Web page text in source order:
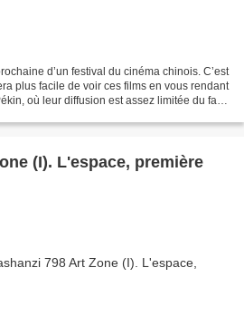
d’un festival du cinéma chinois. C’est
plus facile de voir ces films en vous rendant
où leur diffusion est assez limitée du fait
(I). L'espace, première